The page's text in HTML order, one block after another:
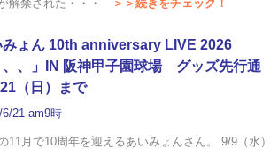
解禁された・・・ ＞＞続きをチェック！
みょん 10th anniversary LIVE 2026
、、」IN 阪神甲子園球場 グッズ先行通
（日）まで
6/21 am9時
11月で10周年を迎えるあいみょんさん。 9/9（水）